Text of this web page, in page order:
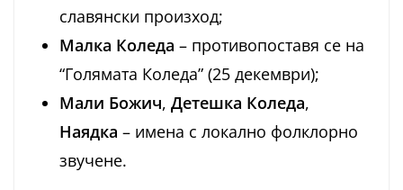
славянски произход;
Малка Коледа – противопоставя се на
“Голямата Коледа” (25 декември);
Мали Божич, Детешка Коледа,
Наядка – имена с локално фолклорно
звучене.